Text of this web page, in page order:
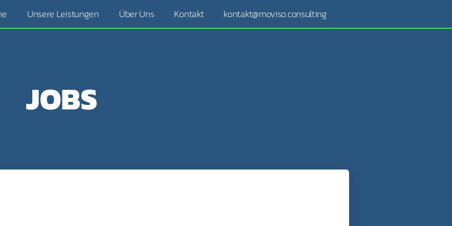
Unsere Leistungen Über Uns Kontakt kontakt@moviso.consulting
JOBS